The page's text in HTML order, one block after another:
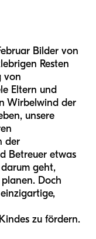
Bilder von
Resten
von
Eltern und
Wirbelwind der
unsere
der
Betreuer etwas
geht,
Doch
zu fördern.